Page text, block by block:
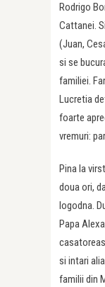
Rodrigo
Cattanei.
(Juan,
si se
familiei.
Lucretia
foarte
vremuri:
Pina la
doua ori,
logodna.
Papa
si intari
familii din